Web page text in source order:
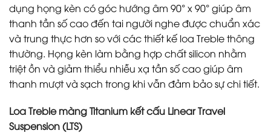
dụng họng kèn có góc hướng âm 90° x 90° giúp âm
thanh tần số cao đến tai người nghe được chuẩn xác
và trung thực hơn so với các thiết kế loa Treble thông
thường. Họng kèn làm bằng hợp chất silicon nhằm
triệt ồn và giảm thiểu nhiễu xạ tần số cao giúp âm
thanh mượt và sạch trong khi vẫn đảm bảo sự chi tiết.
Loa Treble màng Titanium kết cấu Linear Travel
Suspension (LTS)